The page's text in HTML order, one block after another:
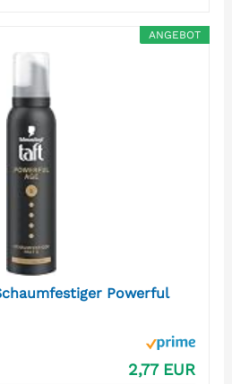
ANGEBOT
Powerful
2,77 EUR